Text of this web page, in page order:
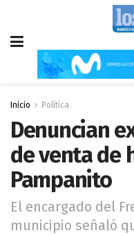
Inicio Política
Denuncian
de venta de
Pampanito
El encargado del
municipio señaló